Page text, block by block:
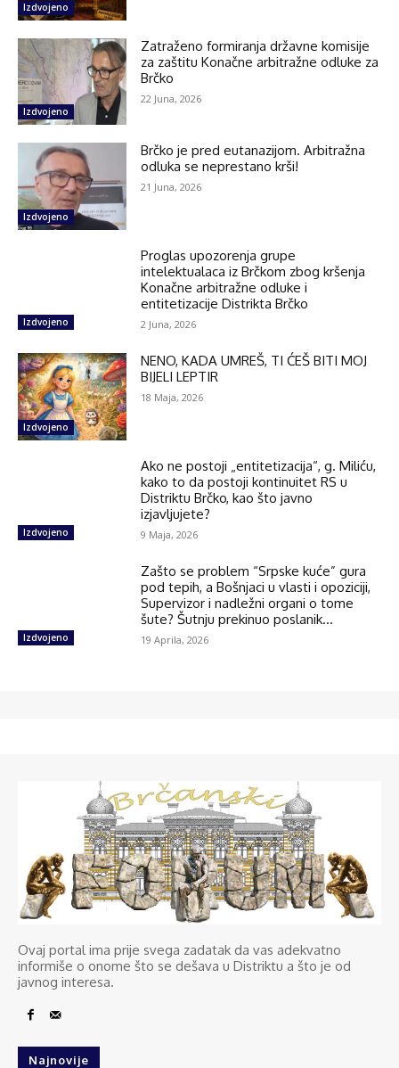
Izdvojeno
Izdvojeno
Zatraženo formiranja državne komisije
za zaštitu Konačne arbitražne odluke za
Brčko
22 Juna, 2026
Izdvojeno
Brčko je pred eutanazijom. Arbitražna
odluka se neprestano krši!
21 Juna, 2026
Izdvojeno
Proglas upozorenja grupe
intelektualaca iz Brčkom zbog kršenja
Konačne arbitražne odluke i
entitetizacije Distrikta Brčko
2 Juna, 2026
Izdvojeno
NENO, KADA UMREŠ, TI ĆEŠ BITI MOJ
BIJELI LEPTIR
18 Maja, 2026
Izdvojeno
Ako ne postoji „entitetizacija“, g. Miliću,
kako to da postoji kontinuitet RS u
Distriktu Brčko, kao što javno
izjavljujete?
9 Maja, 2026
Izdvojeno
Zašto se problem “Srpske kuće” gura
pod tepih, a Bošnjaci u vlasti i opoziciji,
Supervizor i nadležni organi o tome
šute? Šutnju prekinuo poslanik...
19 Aprila, 2026
Ovaj portal ima prije svega zadatak da vas adekvatno
informiše o onome što se dešava u Distriktu a što je od
javnog interesa.
Najnovije